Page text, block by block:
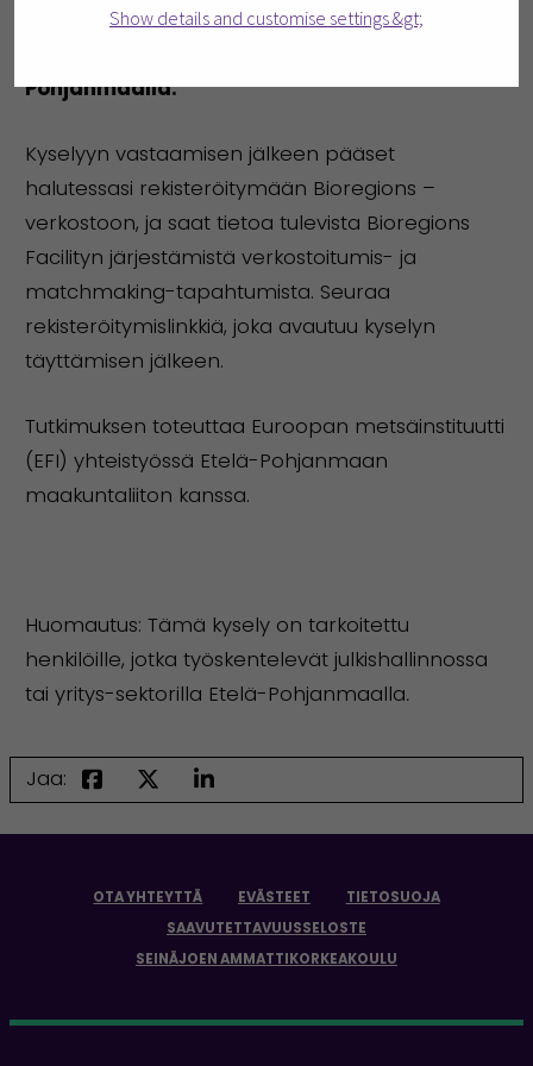
Show details and customise settings &gt;
Jaa mielipiteesi ja auta meitä kestävän
Pohjanmaalla.
Kyselyyn vastaamisen jälkeen pääset
halutessasi rekisteröitymään Bioregions –
verkostoon, ja saat tietoa tulevista Bioregions
Facilityn järjestämistä verkostoitumis- ja
matchmaking-tapahtumista. Seuraa
rekisteröitymislinkkiä, joka avautuu kyselyn
täyttämisen jälkeen.
Tutkimuksen toteuttaa Euroopan metsäinstituutti
(EFI) yhteistyössä Etelä-Pohjanmaan
maakuntaliiton kanssa.
Huomautus: Tämä kysely on tarkoitettu
henkilöille, jotka työskentelevät julkishallinnossa
tai yritys-sektorilla Etelä-Pohjanmaalla.
Jaa:
OTA YHTEYTTÄ EVÄSTEET
TIETOSUOJA
SAAVUTETTAVUUSSELOSTE
SEINÄJOEN AMMATTIKORKEAKOULU